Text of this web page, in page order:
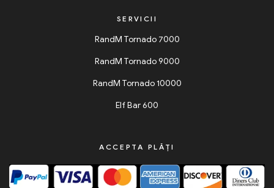
SERVICII
RandM Tornado 7000
RandM Tornado 9000
RandM Tornado 10000
Elf Bar 600
ACCEPTA PLĂȚI